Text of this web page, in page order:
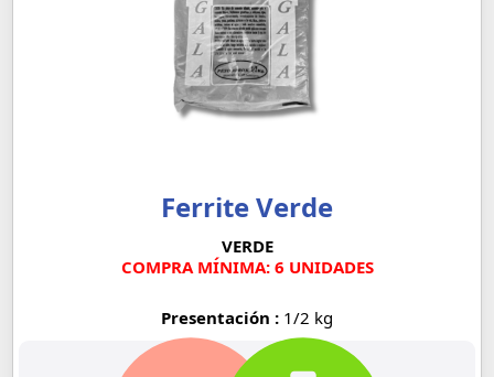
Ferrite Verde
VERDE
COMPRA MÍNIMA: 6 UNIDADES
Presentación : 1/2 kg